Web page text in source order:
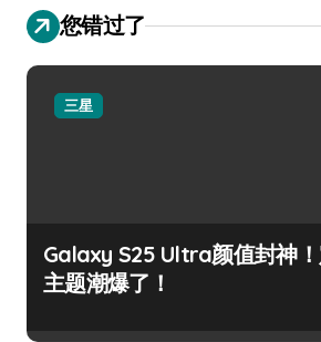
您错过了
三星
Galaxy S25 Ultra颜值封神
主题潮爆了！